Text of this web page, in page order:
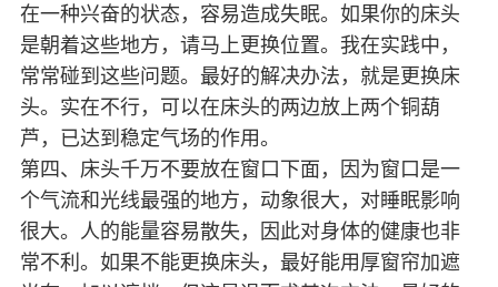
在一种兴奋的状态，容易造成失眠。如果你的床头
是朝着这些地方，请马上更换位置。我在实践中，
常常碰到这些问题。最好的解决办法，就是更换床
头。实在不行，可以在床头的两边放上两个铜葫
芦，已达到稳定气场的作用。
第四、床头千万不要放在窗口下面，因为窗口是一
个气流和光线最强的地方，动象很大，对睡眠影响
很大。人的能量容易散失，因此对身体的健康也非
常不利。如果不能更换床头，最好能用厚窗帘加遮